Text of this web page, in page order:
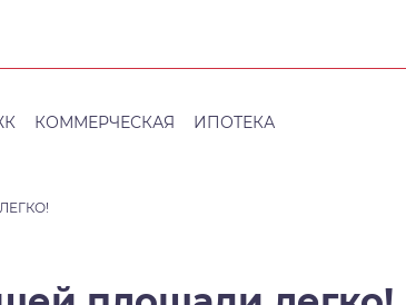
КОММЕРЧЕСКАЯ ИПОТЕКА